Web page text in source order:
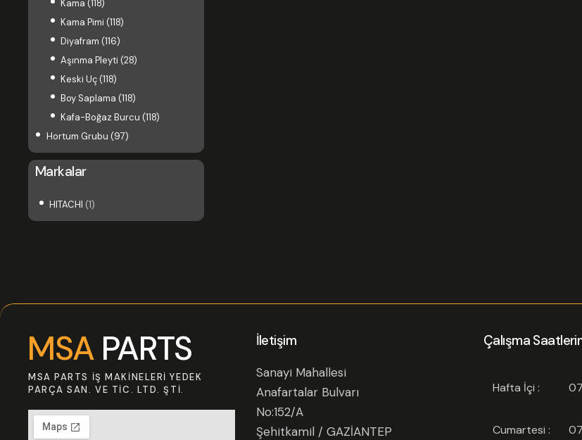
Kama (118)
Kama Pimi (118)
Diyafram (116)
Aşınma Pleyti (28)
Keski Uç(118)
Boy Saplama (118)
Kafa-Boğaz Burcu (118)
Hortum Grubu (97)
Markalar
HITACHI (1)
MSA PARTS
MSA PARTS İŞ MAKINELERI YEDEK
PARÇA SAN. VE TIC. LTD. ŞTI.
İletişim
Sanayi Mahallesi
Anafartalar Bulvarı
No:152/A
Şehitkamil / GAZİANTEP
Çalışma
Hafta İçi :
Cumartesi :